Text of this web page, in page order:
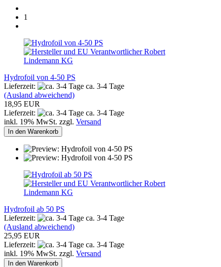
1
Hydrofoil von 4-50 PS
Lieferzeit:
ca. 3-4 Tage
(Ausland abweichend)
18,95 EUR
Lieferzeit:
ca. 3-4 Tage
inkl. 19% MwSt. zzgl. Versand
In den Warenkorb
Hydrofoil ab 50 PS
Lieferzeit:
ca. 3-4 Tage
(Ausland abweichend)
25,95 EUR
Lieferzeit:
ca. 3-4 Tage
inkl. 19% MwSt. zzgl. Versand
In den Warenkorb